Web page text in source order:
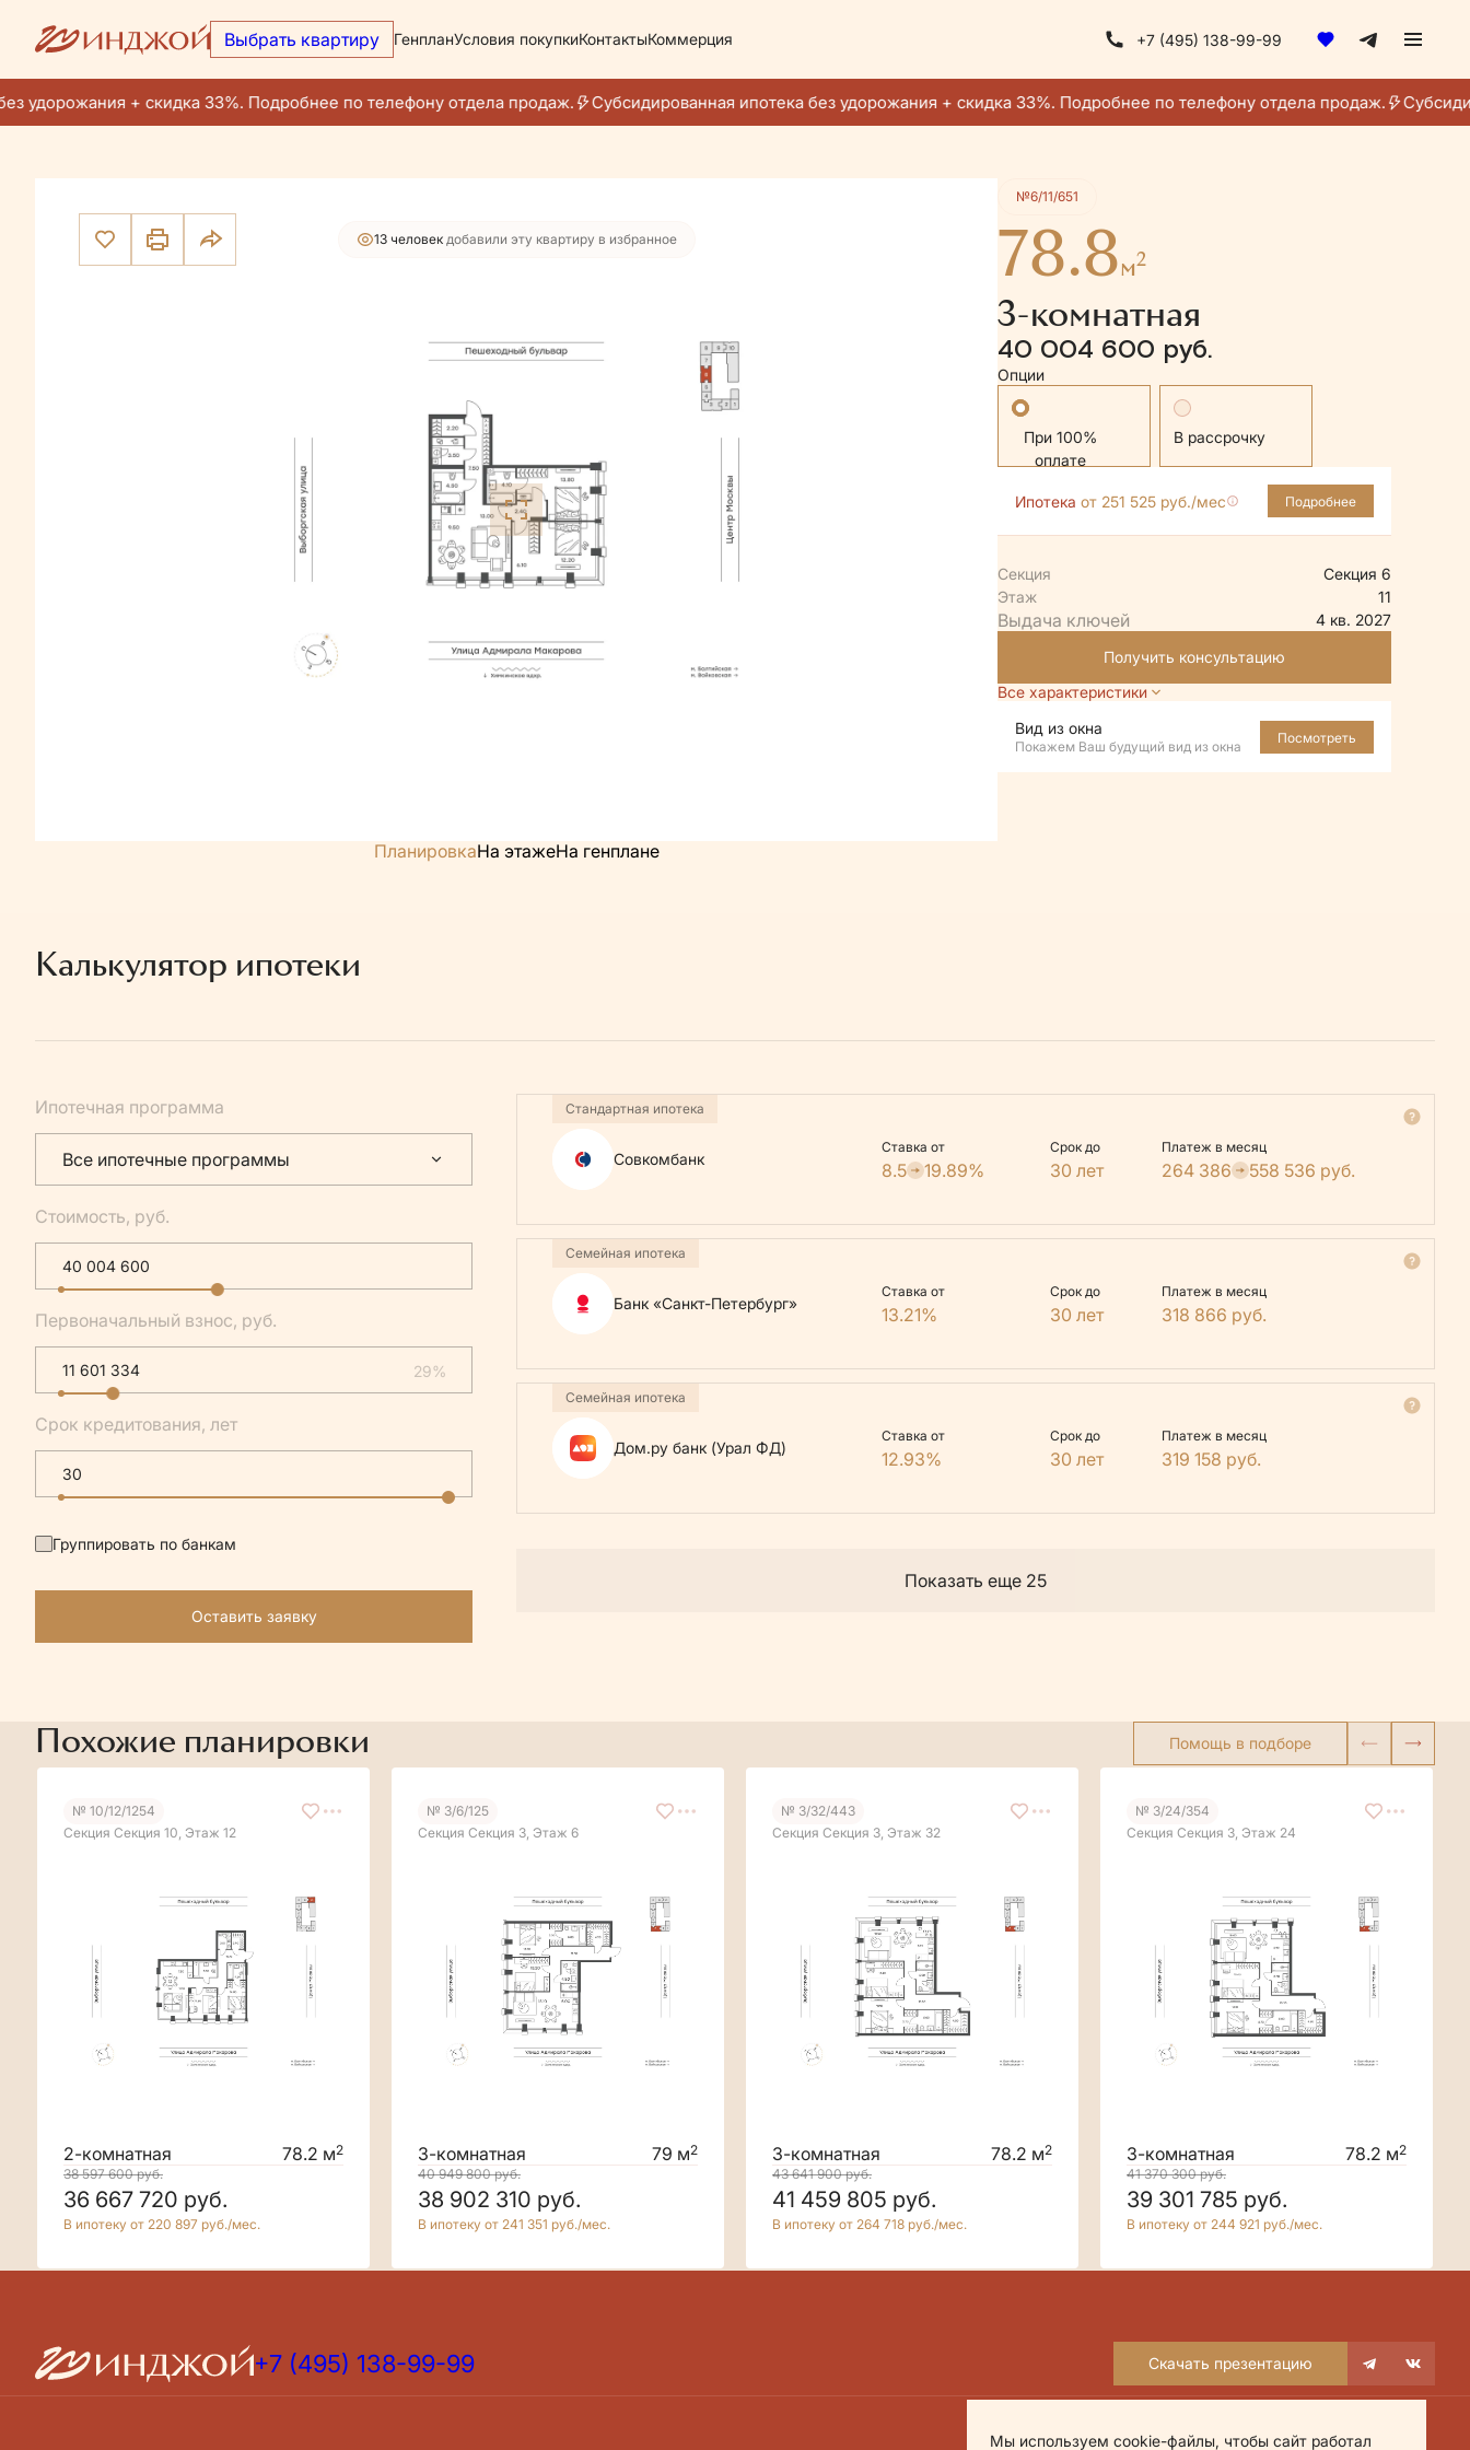
Выбрать квартиру ГенпланУсловия покупкиКонтактыКоммерция +7 (495) 138-99-99
удорожания + скидка 33%. Подробнее по телефону отдела продаж. Субсидированная ипотека без удорожания + скидка 33%. Подробнее по телефону отдела продаж.
3-комнатная78.8 м2
13 человек добавили эту квартиру в избранное
ПланировкаНа этажеНа генплане
№6/11/651
78.8м2
3-комнатная
40 004 600 руб.
Опции
Стандартная В рассрочку
Ипотека от 251 525 руб./мес Подробнее
Секция
Секция 6
Этаж
11
4 кв. 2027
Получить консультацию
Все характеристики
Вид из окна
Покажем Ваш будущий вид из окна
Посмотреть
Калькулятор ипотеки
Ипотечная программа
Все ипотечные программы
Стоимость, руб.
Первоначальный взнос, руб.
29%
Срок кредитования, лет
Группировать по банкам
Оставить заявку
Совкомбанк
Стандартная ипотека
Ставка от
8.5 19.89%
Срок до
30 лет
Платеж в месяц
264 386 558 536 руб.
Банк «Санкт-Петербург»
Семейная ипотека
Ставка от
13.21%
Срок до
30 лет
Платеж в месяц
318 866 руб.
Дом.ру банк (Урал ФД)
Семейная ипотека
Ставка от
12.93%
Срок до
30 лет
Платеж в месяц
319 158 руб.
Показать еще 25
Похожие планировки Помощь в подборе
№ 10/12/1254
Секция Секция 10, Этаж 12
2-комнатная 78.2 м2
38 597 600руб.
36 667 720 руб.
В ипотеку от 220 897 руб./мес.
№ 3/6/125
Секция Секция 3, Этаж 6
3-комнатная 79 м2
40 949 800руб.
38 902 310 руб.
В ипотеку от 241 351 руб./мес.
№ 3/32/443
Секция Секция 3, Этаж 32
3-комнатная 78.2 м2
43 641 900руб.
41 459 805 руб.
В ипотеку от 264 718 руб./мес.
№ 3/24/354
Секция Секция 3, Этаж 24
3-комнатная 78.2 м2
41 370 300руб.
39 301 785 руб.
В ипотеку от 244 921 руб./мес.
+7 (495) 138-99-99 Скачать презентацию
Мы используем cookie-файлы, чтобы сайт работал